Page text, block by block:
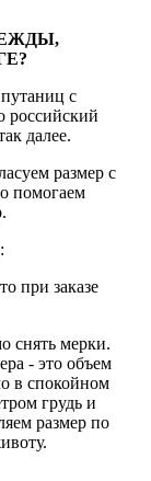
с
российский
далее.
размер с
помогаем
при заказе
снять мерки.
- это объем
в спокойном
грудь и
размер по